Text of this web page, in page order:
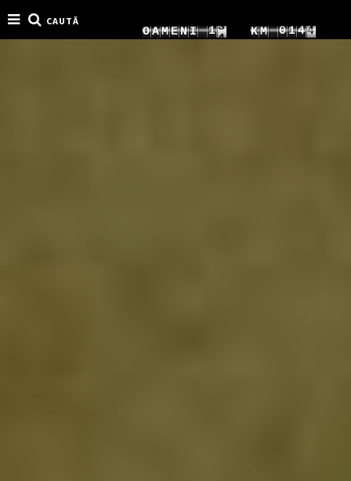
CAUTĂ
OAMENI
2
17
KM
0
12
1
8
7
0
9